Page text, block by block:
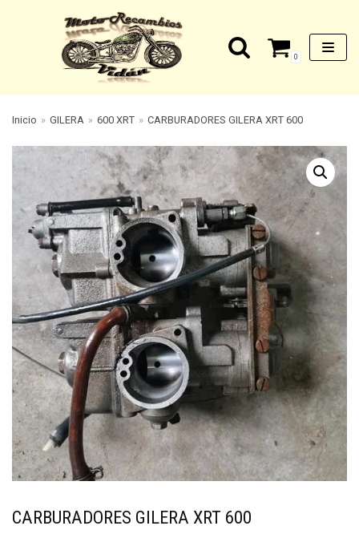
0
Inicio » GILERA » 600 XRT » CARBURADORES GILERA XRT 600
CARBURADORES GILERA XRT 600